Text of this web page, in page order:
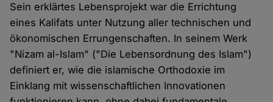
Sein erklärtes Lebensprojekt war die Errichtung
eines Kalifats unter Nutzung aller technischen und
ökonomischen Errungenschaften. In seinem Werk
"Nizam al-Islam" ("Die Lebensordnung des Islam")
definiert er, wie die islamische Orthodoxie im
Einklang mit wissenschaftlichen Innovationen